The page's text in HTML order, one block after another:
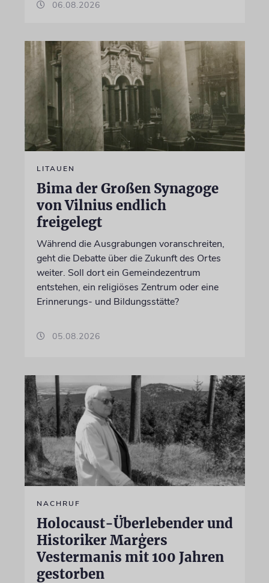
06.08.2026
LITAUEN
Bima der Großen Synagoge
von Vilnius endlich
freigelegt
Während die Ausgrabungen voranschreiten,
geht die Debatte über die Zukunft des Ortes
weiter. Soll dort ein Gemeindezentrum
entstehen, ein religiöses Zentrum oder eine
Erinnerungs- und Bildungsstätte?
05.08.2026
NACHRUF
Holocaust-Überlebender und
Historiker Marģers
Vestermanis mit 100 Jahren
gestorben